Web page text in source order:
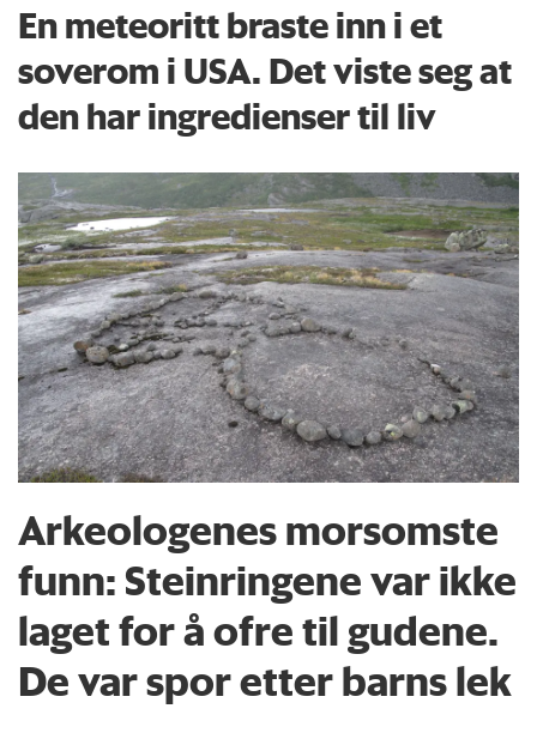
En meteoritt braste inn i et
soverom i USA. Det viste seg at
den har ingredienser til liv
Arkeologenes morsomste
funn: Steinringene var ikke
laget for å ofre til gudene.
De var spor etter barns lek